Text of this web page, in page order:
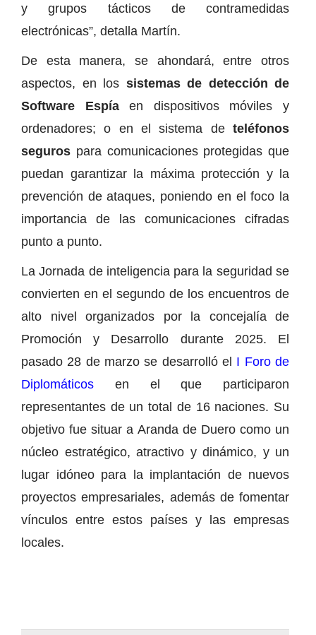
y grupos tácticos de contramedidas
electrónicas”, detalla Martín.
De esta manera, se ahondará, entre otros
aspectos, en los sistemas de detección de
Software Espíaen dispositivos móviles y
ordenadores; o en el sistema de teléfonos
seguros para comunicaciones protegidas que
puedan garantizar la máxima protección y la
prevención de ataques, poniendo en el foco la
importancia de las comunicaciones cifradas
punto a punto.
La Jornada de inteligencia para la seguridad se
convierten en el segundo de los encuentros de
alto nivel organizados por la concejalía de
Promoción y Desarrollo durante 2025. El
pasado 28 de marzo se desarrolló el I Foro de
Diplomáticos en el que participaron
representantes de un total de 16 naciones. Su
objetivo fue situar a Aranda de Duero como un
núcleo estratégico, atractivo y dinámico, y un
lugar idóneo para la implantación de nuevos
proyectos empresariales, además de fomentar
vínculos entre estos países y las empresas
locales.